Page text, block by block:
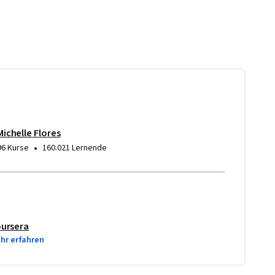
Flores
Kurse • 160.021 Lernende
erfahren